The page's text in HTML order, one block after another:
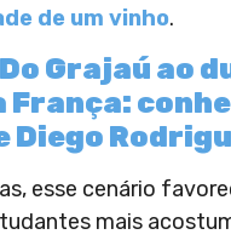
de um vinho.
Grajaú ao
França:
Diego
esse cenário
mais